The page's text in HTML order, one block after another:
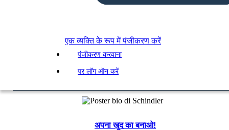
एक व्यक्ति के रूप में पंजीकरण करें
पंजीकरण करवाना
पर लॉग ऑन करें
अपना खुद का बनाओ!